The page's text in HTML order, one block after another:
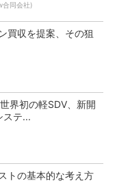
合同会社)
買収を提案、その狙
界初の軽SDV、新開
ステ...
トの基本的な考え方